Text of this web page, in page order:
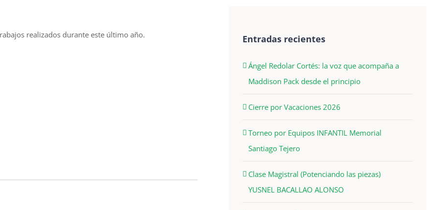
realizados durante este último año. Entradas recientes
Ángel Redolar Cortés: la voz que acompaña a
Maddison Pack desde el principio
Cierre por Vacaciones 2026
Torneo por Equipos INFANTIL Memorial
Santiago Tejero
Clase Magistral (Potenciando las piezas)
YUSNEL BACALLAO ALONSO